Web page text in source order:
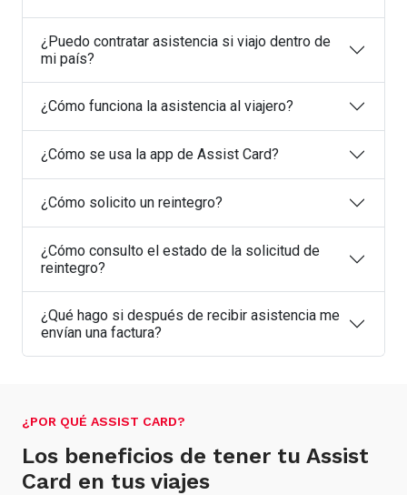
¿Puedo contratar asistencia si viajo dentro de
mi país?
¿Cómo funciona la asistencia al viajero?
¿Cómo se usa la app de Assist Card?
¿Cómo solicito un reintegro?
¿Cómo consulto el estado de la solicitud de
reintegro?
¿Qué hago si después de recibir asistencia me
envían una factura?
¿POR QUÉ ASSIST CARD?
Los beneficios de tener tu Assist
Card en tus viajes